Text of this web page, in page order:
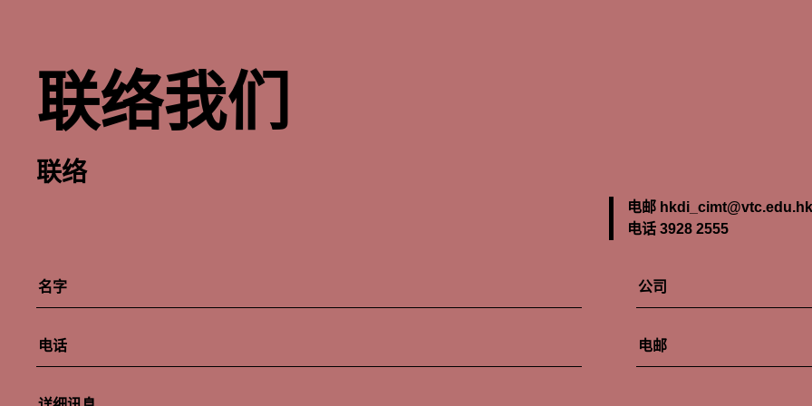
联络我们
联络
电邮 hkdi_cimt@vtc.edu.hk
电话 3928 2555